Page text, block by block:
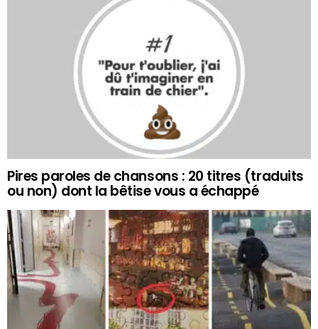
Pires paroles de chansons : 20 titres (traduits
ou non) dont la bêtise vous a échappé